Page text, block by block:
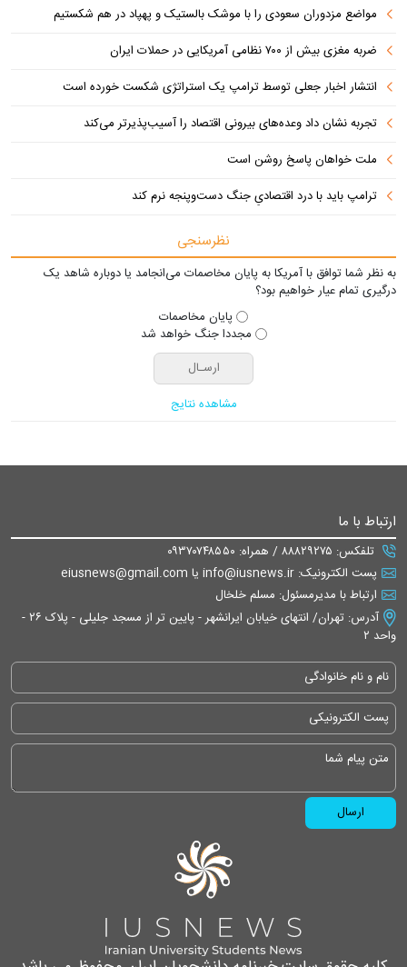
مواضع مزدوران سعودی را با موشک بالستیک و پهپاد در هم شکستیم
ضربه مغزی بیش از ۷۰۰ نظامی آمریکایی در حملات ایران
انتشار اخبار جعلی توسط ترامپ یک استراتژی شکست خورده است
تجربه نشان داد وعده‌های بیرونی اقتصاد را آسیب‌پذیرتر می‌کند
ملت خواهان پاسخ روشن است
ترامپ باید با درد اقتصادیِ جنگ دست‌و‌پنجه نرم کند
نظرسنجی
به نظر شما توافق با آمریکا به پایان مخاصمات می‌انجامد یا دوباره شاهد یک
درگیری تمام عیار خواهیم بود؟
پایان مخاصمات
مجددا جنگ خواهد شد
مشاهده نتایج
ارتباط با ما
تلفکس: ۸۸۸۲۹۲۷۵ / همراه: ۰۹۳۷۰۷۴۸۵۵۰
پست الکترونیک: info@iusnews.ir یا eiusnews@gmail.com
ارتباط با مدیرمسئول: مسلم خلخال
آدرس: تهران/ انتهای خیابان ایرانشهر - پایین تر از مسجد جلیلی - پلاک ۲۶ -
واحد ۲